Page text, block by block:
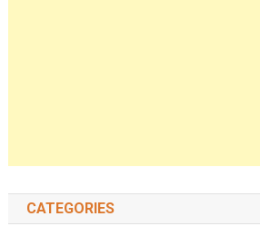
CATEGORIES